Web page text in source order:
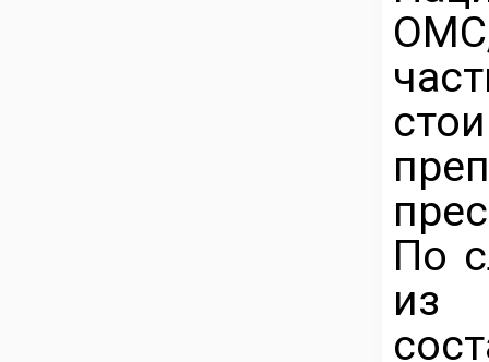
По
из